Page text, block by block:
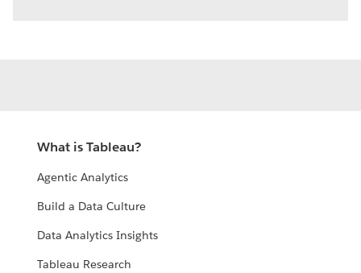
What is Tableau?
Agentic Analytics
Build a Data Culture
Data Analytics Insights
Tableau Research